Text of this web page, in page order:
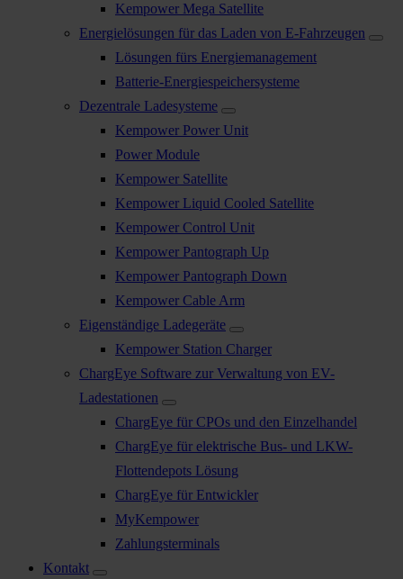
Kempower Mega Satellite
Energielösungen für das Laden von E-Fahrzeugen
Lösungen fürs Energiemanagement
Batterie-Energiespeichersysteme
Dezentrale Ladesysteme
Kempower Power Unit
Power Module
Kempower Satellite
Kempower Liquid Cooled Satellite
Kempower Control Unit
Kempower Pantograph Up
Kempower Pantograph Down
Kempower Cable Arm
Eigenständige Ladegeräte
Kempower Station Charger
ChargEye Software zur Verwaltung von EV-
Ladestationen
ChargEye für CPOs und den Einzelhandel
ChargEye für elektrische Bus- und LKW-
Flottendepots Lösung
ChargEye für Entwickler
MyKempower
Zahlungsterminals
Kontakt